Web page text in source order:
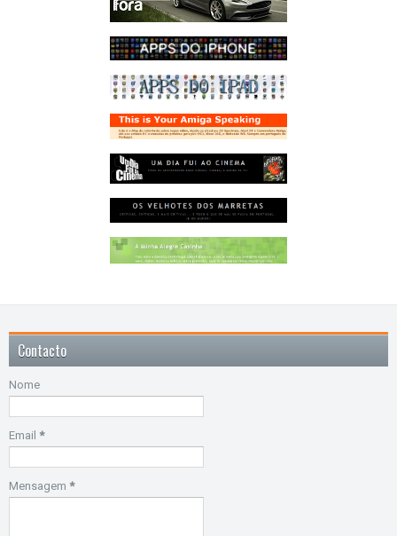
Contacto
Nome
Email *
Mensagem *